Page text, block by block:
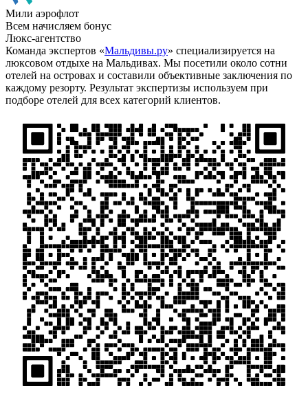
Мили аэрофлот
Всем начисляем бонус
Люкс-агентство
Команда экспертов «Мальдивы.ру» специализируется на
люксовом отдыхе на Мальдивах. Мы посетили около сотни
отелей на островах и составили объективные заключения по
каждому резорту. Результат экспертизы используем при
подборе отелей для всех категорий клиентов.